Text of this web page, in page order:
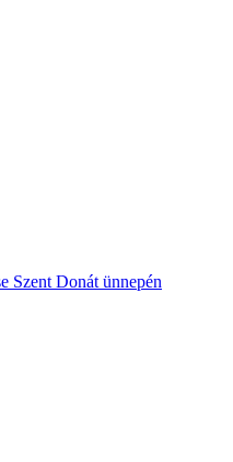
Szent Donát ünnepén